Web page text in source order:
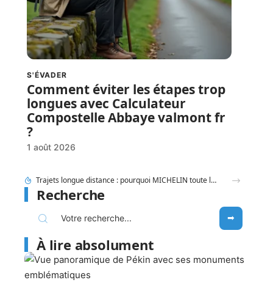
S'ÉVADER
Comment éviter les étapes trop
longues avec Calculateur
Compostelle Abbaye valmont fr
?
1 août 2026
Entauvergne.fr destination ou offices de tourisme locaux : quel réflexe adopter ?
Recherche
À lire absolument